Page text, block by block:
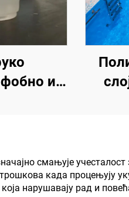
и
или усмањује
када процењују
нарушавају рад и